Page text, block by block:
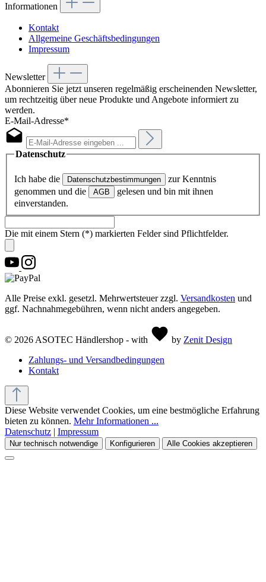
Informationen
Kontakt
Allgemeine Geschäftsbedingungen
Impressum
Newsletter
Abonnieren Sie jetzt unseren regelmäßig erscheinenden Newsletter,
um rechtzeitig über neue Produkte und Angebote informiert zu
werden.
E-Mail-Adresse*
Datenschutz
Ich habe die Datenschutzbestimmungen
zur Kenntnis
genommen und die
AGB
gelesen und bin mit ihnen
einverstanden.
Die mit einem Stern (*) markierten Felder sind Pflichtfelder.
Alle Preise exkl. gesetzl. Mehrwertsteuer zzgl. Versandkosten und
ggf. Nachnahmegebühren, wenn nicht anders angegeben.
© 2026 ASOTEC Händlershop - with by Zenit Design
Zahlungs- und Versandbedingungen
Kontakt
Diese Website verwendet Cookies, um eine bestmögliche Erfahrung
bieten zu können. Mehr Informationen ...
Datenschutz | Impressum
Nur technisch notwendige Konfigurieren Alle Cookies akzeptieren